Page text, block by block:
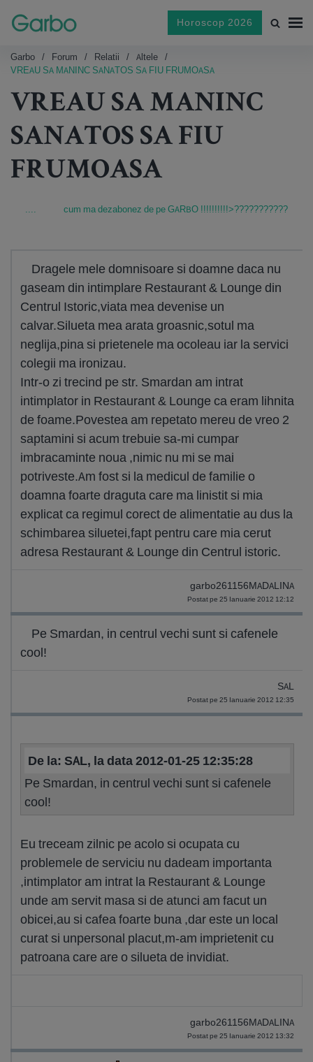
Horoscop 2026
Garbo Forum Relatii
Altele
VREAU SA MANINC SANATOS SA FIU FRUMOASA
VREAU SA MANINC
SANATOS SA FIU
FRUMOASA
.... cum ma dezabonez de pe GARBO !!!!!!!!!!>???????????
Dragele mele domnisoare si doamne daca nu
gaseam din intimplare Restaurant & Lounge din
Centrul Istoric,viata mea devenise un
calvar.Silueta mea arata groasnic,sotul ma
neglija,pina si prietenele ma ocoleau iar la servici
colegii ma ironizau.
Intr-o zi trecind pe str. Smardan am intrat
intimplator in Restaurant & Lounge ca eram lihnita
de foame.Povestea am repetato mereu de vreo 2
saptamini si acum trebuie sa-mi cumpar
imbracaminte noua ,nimic nu mi se mai
potriveste.Am fost si la medicul de familie o
doamna foarte draguta care ma linistit si mia
explicat ca regimul corect de alimentatie au dus la
schimbarea siluetei,fapt pentru care mia cerut
adresa Restaurant & Lounge din Centrul istoric.
garbo261156MADALINA
Postat pe 25 Ianuarie 2012 12:12
Pe Smardan, in centrul vechi sunt si cafenele
cool!
SAL
Postat pe 25 Ianuarie 2012 12:35
De la: SAL, la data 2012-01-25 12:35:28
Pe Smardan, in centrul vechi sunt si cafenele
cool!
Eu treceam zilnic pe acolo si ocupata cu
problemele de serviciu nu dadeam importanta
,intimplator am intrat la Restaurant & Lounge
unde am servit masa si de atunci am facut un
obicei,au si cafea foarte buna ,dar este un local
curat si unpersonal placut,m-am imprietenit cu
patroana care are o silueta de invidiat.
garbo261156MADALINA
Postat pe 25 Ianuarie 2012 13:32